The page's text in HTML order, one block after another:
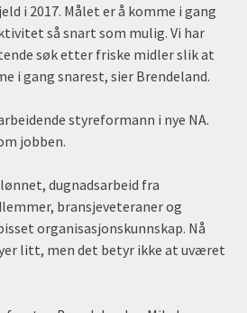
i 2017. Målet er å komme i gang
så snart som mulig. Vi har
søk etter friske midler slik at
i gang snarest, sier Brendeland.
styreformann i nye NA.
jobben.
dugnadsarbeid fra
bransjeveteraner og
organisasjonskunnskap. Nå
litt, men det betyr ikke at uværet